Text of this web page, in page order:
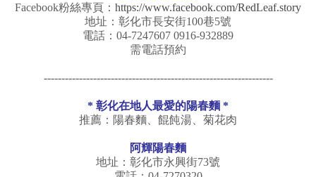
Facebook粉絲專頁： https://www.facebook.com/RedLeaf.story
地址：彰化市長安街100巷5號
電話：04-7247607 0916-932889
需電話預約
-----------------------------------------------------------------
* 彰化在地人最愛的陽春麵 *
推薦：陽春麵、餛飩湯、菊花肉
阿輝陽春麵
地址：彰化市永興街73號